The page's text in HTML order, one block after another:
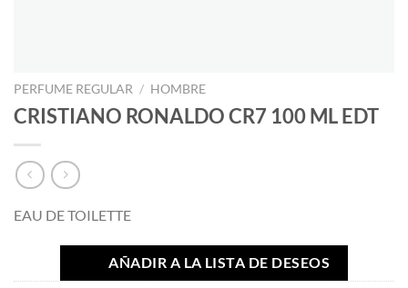
PERFUME REGULAR / HOMBRE
CRISTIANO RONALDO CR7 100 ML EDT
EAU DE TOILETTE
AÑADIR A LA LISTA DE DESEOS